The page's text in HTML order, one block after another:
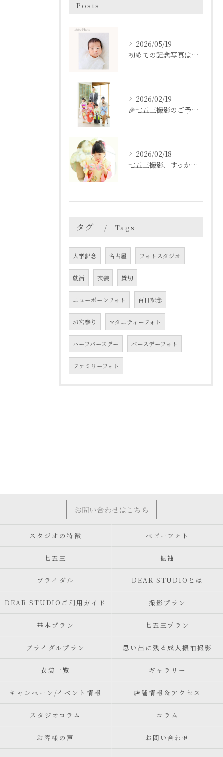
Posts
2026/05/19
初めての記念写真はは、DEAR STUDIOで。
2026/02/19
🎉七五三撮影のご予約をご検討中の方へ🎉
2026/02/18
七五三撮影、すっかり忘れてた💦という方も
タグ Tags
入学記念 名古屋 フォトスタジオ
就活 衣装 貸切
ニューボーンフォト 百日記念
お宮参り マタニティーフォト
ハーフバースデー バースデーフォト
ファミリーフォト
お問い合わせはこちら
スタジオの特徴 ベビーフォト
七五三 振袖
ブライダル DEAR STUDIOとは
DEAR STUDIOご利用ガイド 撮影プラン
基本プラン 七五三プラン
ブライダルプラン 思い出に残る成人振袖撮影
衣装一覧 ギャラリー
キャンペーン/イベント情報 店舗情報＆アクセス
スタジオコラム コラム
お客様の声 お問い合わせ